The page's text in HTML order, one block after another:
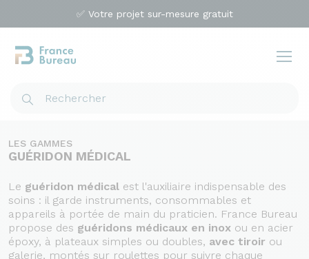
✅ Votre projet sur-mesure gratuit
LES GAMMES
GUÉRIDON MÉDICAL
Le guéridon médical est l'auxiliaire indispensable des
soins : il garde instruments, consommables et
appareils à portée de main du praticien. France Bureau
propose des guéridons médicaux en inox ou en acier
époxy, à plateaux simples ou doubles, avec tiroir ou
galerie, montés sur roulettes pour suivre chaque